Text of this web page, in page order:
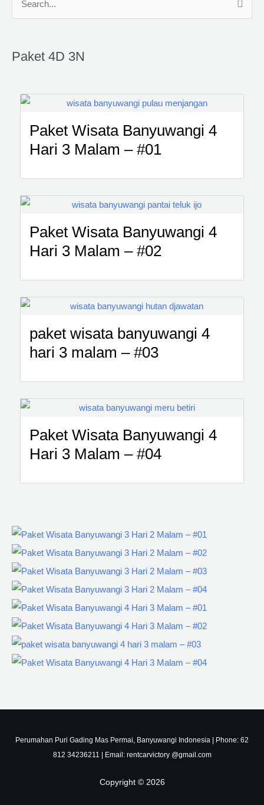
iPaket 4D 3N
Paket Wisata Banyuwangi 4
Hari 3 Malam – #01
Paket Wisata Banyuwangi 4
Hari 3 Malam – #02
paket wisata banyuwangi 4
hari 3 malam – #03
Paket Wisata Banyuwangi 4
Hari 3 Malam – #04
Perumahan Puri Gading Mas Permai, Banyuwangi Indonesia | Phone: 62
812 34236211 | Email: rentcarvictory @gmail.com
Copyright © 2026